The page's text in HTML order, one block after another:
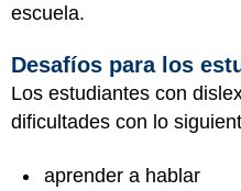
escuela.
Desafíos para los
Los estudiantes con
dificultades con lo
aprender a hablar